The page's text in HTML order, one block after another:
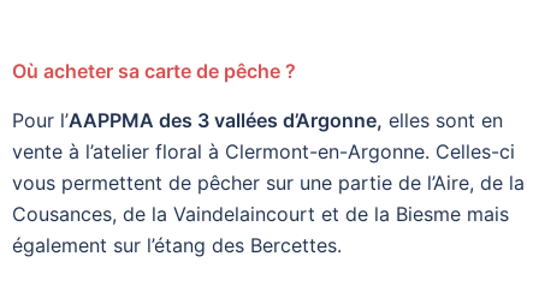
Où acheter sa carte de pêche ?
Pour l’AAPPMA des 3 vallées d’Argonne, elles sont en
vente à l’atelier floral à Clermont-en-Argonne. Celles-ci
vous permettent de pêcher sur une partie de l’Aire, de la
Cousances, de la Vaindelaincourt et de la Biesme mais
également sur l’étang des Bercettes.